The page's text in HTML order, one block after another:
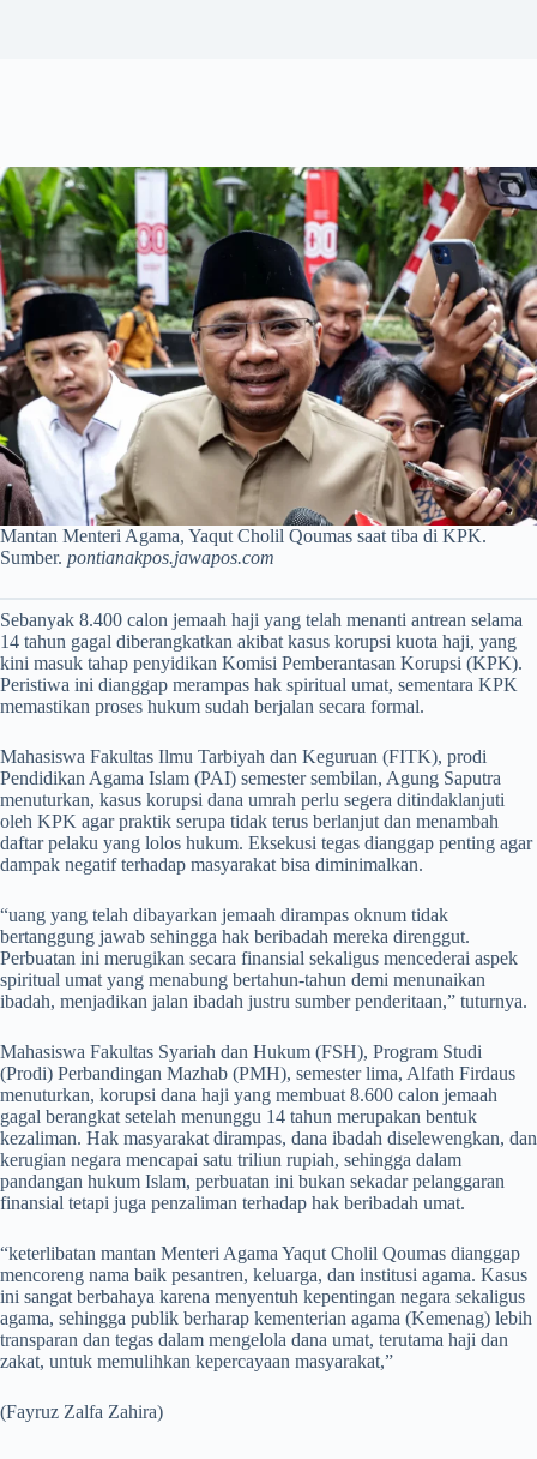
Mantan Menteri Agama, Yaqut Cholil Qoumas saat tiba di KPK.
Sumber. pontianakpos.jawapos.com
Sebanyak 8.400 calon jemaah haji yang telah menanti antrean selama
14 tahun gagal diberangkatkan akibat kasus korupsi kuota haji, yang
kini masuk tahap penyidikan Komisi Pemberantasan Korupsi (KPK).
Peristiwa ini dianggap merampas hak spiritual umat, sementara KPK
memastikan proses hukum sudah berjalan secara formal.
Mahasiswa Fakultas Ilmu Tarbiyah dan Keguruan (FITK), prodi
Pendidikan Agama Islam (PAI) semester sembilan, Agung Saputra
menuturkan, kasus korupsi dana umrah perlu segera ditindaklanjuti
oleh KPK agar praktik serupa tidak terus berlanjut dan menambah
daftar pelaku yang lolos hukum. Eksekusi tegas dianggap penting agar
dampak negatif terhadap masyarakat bisa diminimalkan.
“uang yang telah dibayarkan jemaah dirampas oknum tidak
bertanggung jawab sehingga hak beribadah mereka direnggut.
Perbuatan ini merugikan secara finansial sekaligus mencederai aspek
spiritual umat yang menabung bertahun-tahun demi menunaikan
ibadah, menjadikan jalan ibadah justru sumber penderitaan,” tuturnya.
Mahasiswa Fakultas Syariah dan Hukum (FSH), Program Studi
(Prodi) Perbandingan Mazhab (PMH), semester lima, Alfath Firdaus
menuturkan, korupsi dana haji yang membuat 8.600 calon jemaah
gagal berangkat setelah menunggu 14 tahun merupakan bentuk
kezaliman. Hak masyarakat dirampas, dana ibadah diselewengkan, dan
kerugian negara mencapai satu triliun rupiah, sehingga dalam
pandangan hukum Islam, perbuatan ini bukan sekadar pelanggaran
finansial tetapi juga penzaliman terhadap hak beribadah umat.
“keterlibatan mantan Menteri Agama Yaqut Cholil Qoumas dianggap
mencoreng nama baik pesantren, keluarga, dan institusi agama. Kasus
ini sangat berbahaya karena menyentuh kepentingan negara sekaligus
agama, sehingga publik berharap kementerian agama (Kemenag) lebih
transparan dan tegas dalam mengelola dana umat, terutama haji dan
zakat, untuk memulihkan kepercayaan masyarakat,”
(Fayruz Zalfa Zahira)